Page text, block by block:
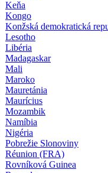
Keňa
Kongo
Konžská demokratická
Lesotho
Libéria
Madagaskar
Mali
Maroko
Mauretánia
Maurícius
Mozambik
Namíbia
Nigéria
Pobrežie Slonoviny
Réunion (FRA)
Rovníková Guinea